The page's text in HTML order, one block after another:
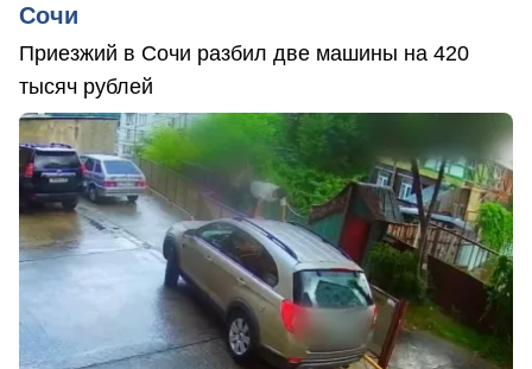
Сочи
Приезжий в Сочи разбил две машины на 420
тысяч рублей